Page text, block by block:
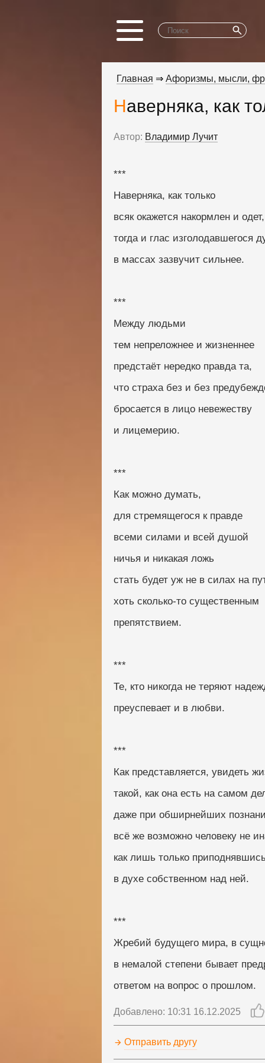
Главная ⇒ Афоризмы, мысли,
Наверняка, как
Автор: Владимир Лучит
***
Наверняка, как только
всяк окажется накормлен и одет,
тогда и глас изголодавшегося
в массах зазвучит сильнее.
***
Между людьми
тем непреложнее и жизненнее
предстаёт нередко правда та,
что страха без и без
бросается в лицо невежеству
и лицемерию.
***
Как можно думать,
для стремящегося к правде
всеми силами и всей душой
ничья и никакая ложь
стать будет уж не в силах на
хоть сколько-то существенным
препятствием.
***
Те, кто никогда не теряют
преуспевает и в любви.
***
Как представляется, увидеть
такой, как она есть на самом
даже при обширнейших
всё же возможно человеку не
как лишь только приподнявшись
в духе собственном над ней.
***
Жребий будущего мира, в
в немалой степени бывает
ответом на вопрос о прошлом.
Добавлено: 10:31 16.12.2025
Отправить другу